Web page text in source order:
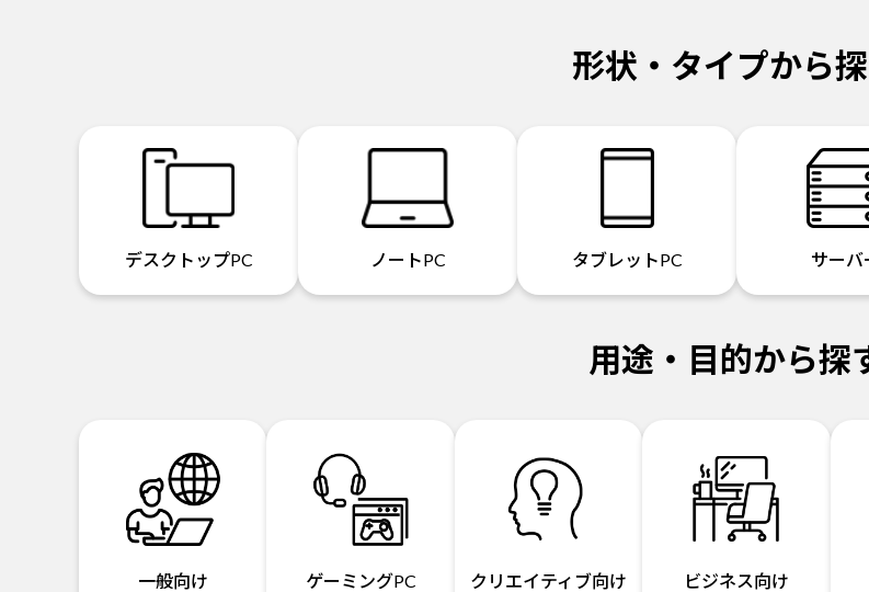
形状・タイプから
デスクトップPC ノートPC タブレットPC サーバ
用途・目的から探
一般向け
ゲーミングPC
クリエイティブ向け ビジネス向け